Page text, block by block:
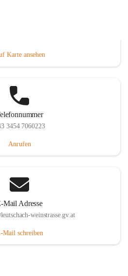
Leutschach an der Weinstraße,
Karte ansehen
3454 7060223
Anrufen
Mail Adresse
weinstrasse.gv.at
Mail schreiben